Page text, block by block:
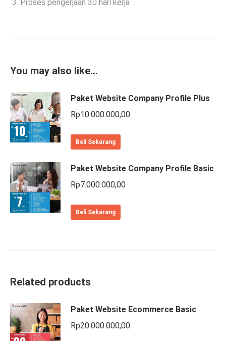
Proses pengerjaan 30 hari kerja
You may also like…
Paket Website Company Profile Plus
Rp10.000.000,00
Beli Sekarang
Paket Website Company Profile Basic
Rp7.000.000,00
Beli Sekarang
Related products
Paket Website Ecommerce Basic
Rp20.000.000,00